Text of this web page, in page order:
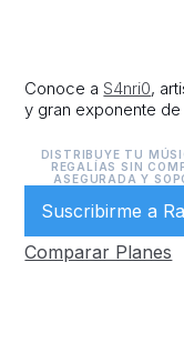
Conoce aS4nri0,
y gran exponente
DISTRIBUYE TU
REGALÍAS SIN
ASEGURADA Y
Suscribirme a
Comparar Planes